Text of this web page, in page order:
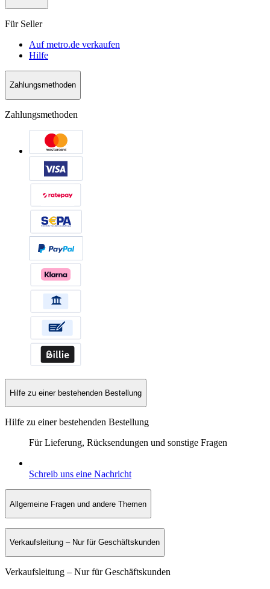
Für Seller
Auf metro.de verkaufen
Hilfe
Zahlungsmethoden
Zahlungsmethoden
Hilfe zu einer bestehenden Bestellung
Hilfe zu einer bestehenden Bestellung
Für Lieferung, Rücksendungen und sonstige Fragen
Schreib uns eine Nachricht
Allgemeine Fragen und andere Themen
Verkaufsleitung – Nur für Geschäftskunden
Verkaufsleitung – Nur für Geschäftskunden